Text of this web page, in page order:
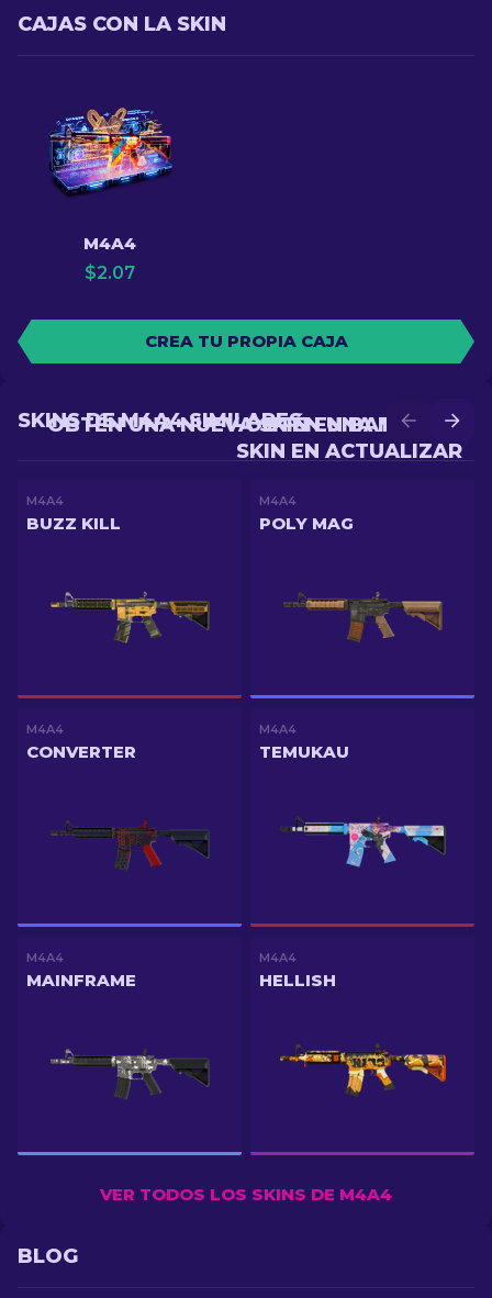
CAJAS CON LA SKIN
M4A4
$2.07
CREA TU PROPIA CAJA
OBTÉN UNA MEJOR
SKIN EN ACTUALIZAR
OBTÉN UNA NUEVA SKIN EN BATALLA
SKINS DE M4A4 SIMILARES
M4A4
BUZZ KILL
M4A4
POLY MAG
M4A4
CONVERTER
M4A4
TEMUKAU
M4A4
MAINFRAME
M4A4
HELLISH
VER TODOS LOS SKINS DE M4A4
BLOG